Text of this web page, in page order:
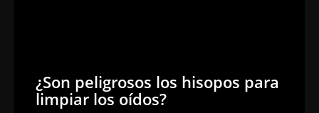
¿Son peligrosos los hisopos para
limpiar los oídos?